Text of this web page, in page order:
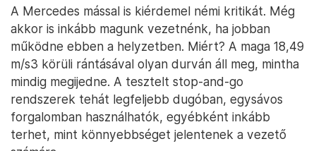
A Mercedes mással is kiérdemel némi kritikát. Még
akkor is inkább magunk vezetnénk, ha jobban
működne ebben a helyzetben. Miért? A maga 18,49
m/s3 körüli rántásával olyan durván áll meg, mintha
mindig megijedne. A tesztelt stop-and-go
rendszerek tehát legfeljebb dugóban, egysávos
forgalomban használhatók, egyébként inkább
terhet, mint könnyebbséget jelentenek a vezető